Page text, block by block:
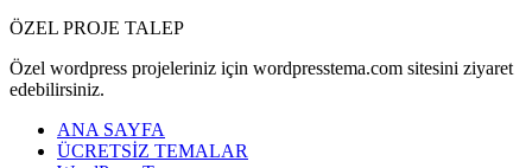
ÖZEL PROJE TALEP
Özel wordpress projeleriniz için wordpresstema.com sitesini ziyaret
edebilirsiniz.
ANA SAYFA
ÜCRETSİZ TEMALAR